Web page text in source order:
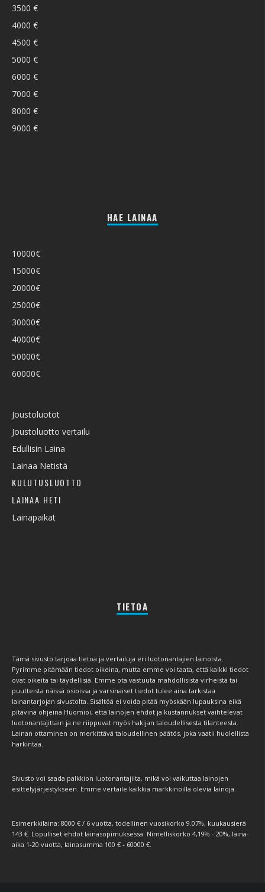
3500 €
4000 €
4500 €
5000 €
6000 €
7000 €
8000 €
9000 €
HAE LAINAA
10000€
15000€
20000€
25000€
30000€
40000€
50000€
60000€
Joustoluotot
Joustoluotto vertailu
Edullisin Laina
Lainaa Netistä
KULUTUSLUOTTO
LAINAA HETI
Lainapaikat
TIETOA
Tämä sivusto tarjoaa tietoa ja vertailuja eri luotonantajien lainoista.
Pyrimme pitämään tiedot oikeina, mutta emme voi taata, että kaikki tiedot
ovat oikeita tai täydellisiä. Emme ota vastuuta mahdollisista virheistä tai
puutteista näissä osioissa ja varsinaiset tiedot tulee aina tarkistaa
lainantarjojan sivustolta. Sisältöä ei voida pitää myöskään lupauksina eikä
pitävinä ohjeina.Huomioi, että lainojen ehdot ja kustannukset vaihtelevat
luotonantajittain ja ne riippuvat myös hakijan taloudellisesta tilanteesta.
Lainan ottaminen on merkittävä taloudellinen päätös, joka vaatii huolellista
harkintaa.
Sivusto voi saada palkkion luotonantajilta, mikä voi vaikuttaa lainojen
esittelyjärjestykseen. Emme vertaile kaikkia markkinoilla olevia lainoja.
Esimerkkilaina: 8000 € / 6 vuotta, todellinen vuosikorko 9.07%, kuukausierä
143 €. Lopulliset ehdot lainasopimuksessa. Nimelliskorko 4,19% - 20%, laina-
aika 1-20 vuotta, lainasumma 100 € - 60000 €.